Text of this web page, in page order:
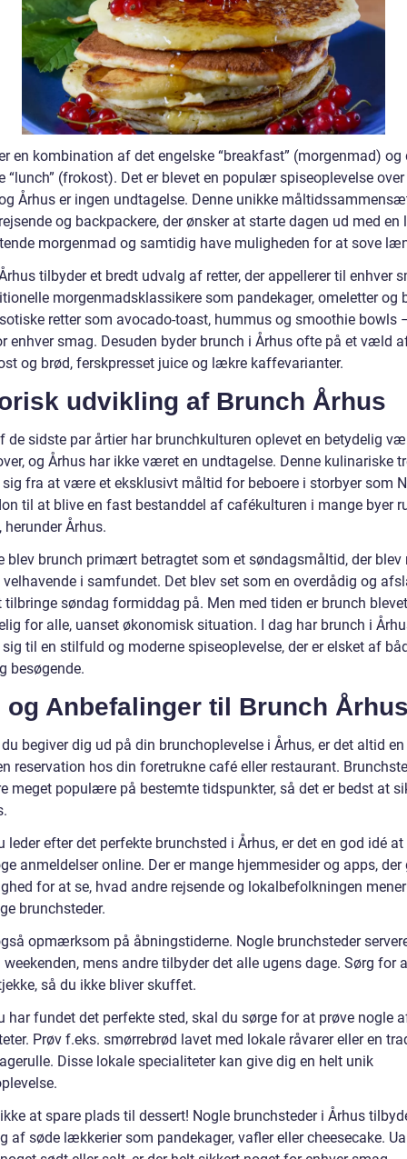
en kombination af det engelske “breakfast” (morgenmad) og
“lunch” (frokost). Det er blevet en populær spiseoplevelse over
Århus er ingen undtagelse. Denne unikke
og backpackere, der ønsker at starte dagen ud med
morgenmad og samtidig have muligheden for at sove
tilbyder et bredt udvalg af retter, der appellerer til enhver
morgenmadsklassikere som pandekager, omeletter og
retter som avocado-toast, hummus og smoothie bowls
enhver smag. Desuden byder brunch i Århus ofte på et væld
og brød, ferskpresset juice og lækre kaffevarianter.
udvikling af Brunch Århus
de sidste par årtier har brunchkulturen oplevet en betydelig
og Århus har ikke været en undtagelse. Denne kulinariske
fra at være et eksklusivt måltid for beboere i storbyer som
til at blive en fast bestanddel af cafékulturen i mange byer
herunder Århus.
blev brunch primært betragtet som et søndagsmåltid, der blev
velhavende i samfundet. Det blev set som en overdådig og
tilbringe søndag formiddag på. Men med tiden er brunch
for alle, uanset økonomisk situation. I dag har brunch i
til en stilfuld og moderne spiseoplevelse, der er elsket af
besøgende.
og Anbefalinger til Brunch
begiver dig ud på din brunchoplevelse i Århus, er det altid
reservation hos din foretrukne café eller restaurant.
meget populære på bestemte tidspunkter, så det er bedst at
leder efter det perfekte brunchsted i Århus, er det en god idé at
anmeldelser online. Der er mange hjemmesider og apps, der
for at se, hvad andre rejsende og lokalbefolkningen
brunchsteder.
opmærksom på åbningstiderne. Nogle brunchsteder
mens andre tilbyder det alle ugens dage. Sørg for
så du ikke bliver skuffet.
har fundet det perfekte sted, skal du sørge for at prøve nogle
Prøv f.eks. smørrebrød lavet med lokale råvarer eller en
Disse lokale specialiteter kan give dig en helt unik
at spare plads til dessert! Nogle brunchsteder i Århus
af søde lækkerier som pandekager, vafler eller cheesecake.